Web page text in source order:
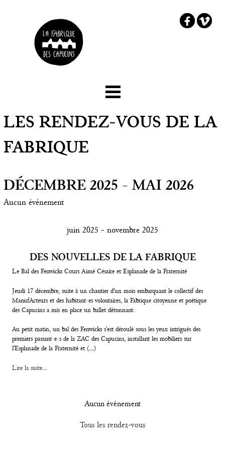
☰ Menu
Comment embarquer ?
Contacts
LES RENDEZ-VOUS DE LA
FABRIQUE
DÉCEMBRE 2025 - MAI 2026
Aucun événement
juin 2025 - novembre 2025
DES NOUVELLES DE LA FABRIQUE
Le Bal des Fenwicks Cours Aimé Césaire et Esplanade de la Fraternité
Jeudi 17 décembre, suite à un chantier d’un mois embarquant le collectif des
ManufActeurs et des habitant·es volontaires, la Fabrique citoyenne et poétique
des Capucins a mis en place un ballet détonnant.
Au petit matin, un bal des Fenwicks s’est déroulé sous les yeux intrigués des
premiers passant·e·s de la ZAC des Capucins, installant les mobiliers sur
l’Esplanade de la Fraternité et (…)
Lire la suite...
Aucun événement
Tous les rendez-vous